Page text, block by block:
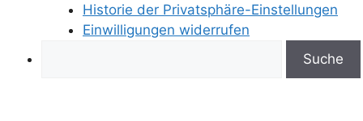
Historie der Privatsphäre-Einstellungen
Einwilligungen widerrufen